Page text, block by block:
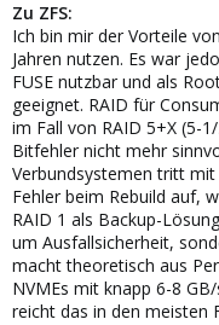
Zu ZFS:
Ich bin mir der Vorteile
Jahren nutzen. Es war
FUSE nutzbar und als
geeignet. RAID für
im Fall von RAID 5+X (5-
Bitfehler nicht mehr
Verbundsystemen tritt
Fehler beim Rebuild auf,
RAID 1 als Backup-
um Ausfallsicherheit,
macht theoretisch aus
NVMEs mit knapp 6-8
reicht das in den meisten